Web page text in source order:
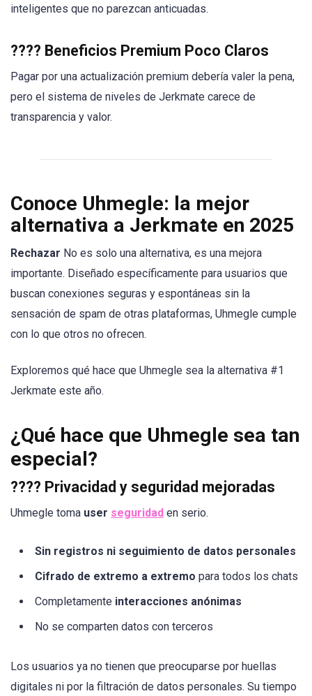
inteligentes que no parezcan anticuadas.
???? Beneficios Premium Poco Claros
Pagar por una actualización premium debería valer la pena,
pero el sistema de niveles de Jerkmate carece de
transparencia y valor.
Conoce Uhmegle: la mejor
alternativa a Jerkmate en 2025
Rechazar No es solo una alternativa, es una mejora
importante. Diseñado específicamente para usuarios que
buscan conexiones seguras y espontáneas sin la
sensación de spam de otras plataformas, Uhmegle cumple
con lo que otros no ofrecen.
Exploremos qué hace que Uhmegle sea la alternativa #1
Jerkmate este año.
¿Qué hace que Uhmegle sea tan
especial?
???? Privacidad y seguridad mejoradas
Uhmegle toma user seguridad en serio.
Sin registros ni seguimiento de datos personales
Cifrado de extremo a extremo para todos los chats
Completamente interacciones anónimas
No se comparten datos con terceros
Los usuarios ya no tienen que preocuparse por huellas
digitales ni por la filtración de datos personales. Su tiempo